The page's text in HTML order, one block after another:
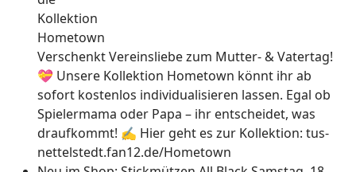
Verschenkt Vereinsliebe zum Mutter- & Vatertag!
💝 Unsere Kollektion Hometown könnt ihr ab
sofort kostenlos individualisieren lassen. Egal ob
Spielermama oder Papa – ihr entscheidet, was
draufkommt! ✍ Hier geht es zur Kollektion: tus-
nettelstedt.fan12.de/Hometown